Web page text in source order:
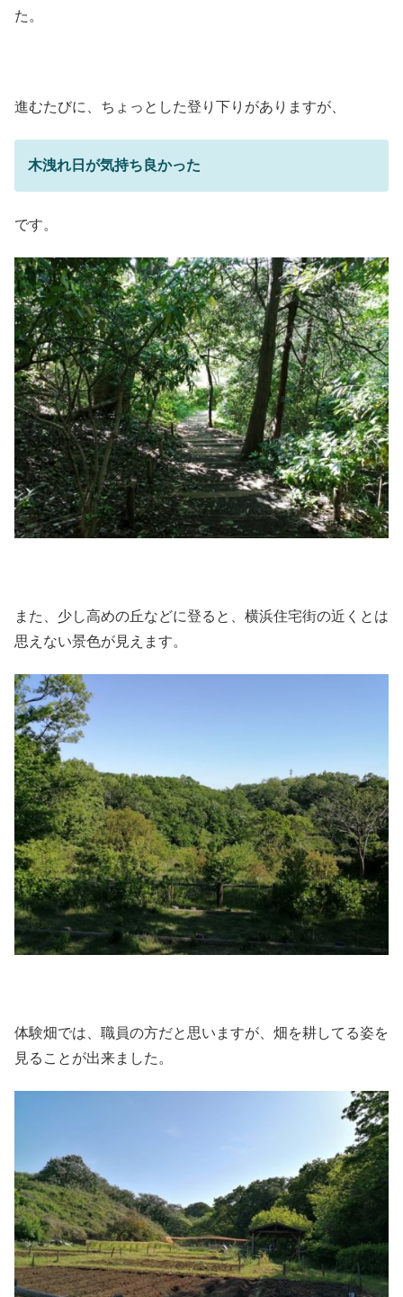
た。
進むたびに、ちょっとした登り下りがありますが、
木洩れ日が気持ち良かった
です。
また、少し高めの丘などに登ると、横浜住宅街の近くとは
思えない景色が見えます。
体験畑では、職員の方だと思いますが、畑を耕してる姿を
見ることが出来ました。